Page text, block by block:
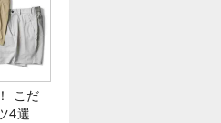
こだ
4選